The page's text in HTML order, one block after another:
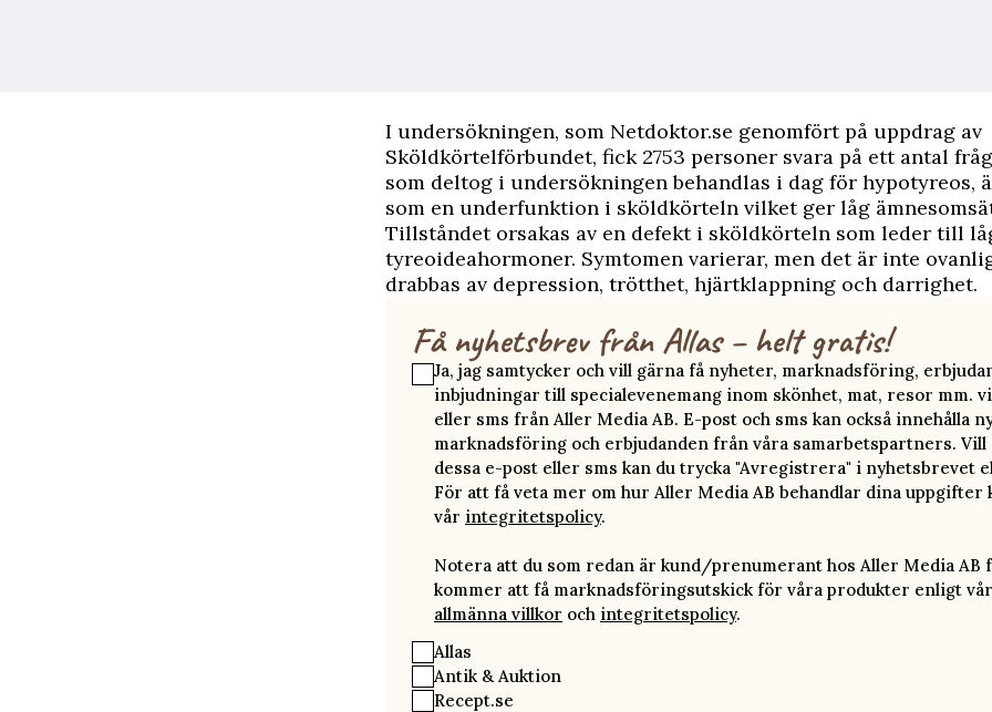
I undersökningen, som Netdoktor.se genomfört på uppdrag av
Sköldkörtelförbundet, fick 2753 personer svara på ett antal
som deltog i undersökningen behandlas i dag för hypotyreos,
som en underfunktion i sköldkörteln vilket ger låg
Tillståndet orsakas av en defekt i sköldkörteln som leder till
tyreoideahormoner. Symtomen varierar, men det är inte
drabbas av depression, trötthet, hjärtklappning och darrighet.
Få nyhetsbrev från Allas – helt gratis!
Ja, jag samtycker och vill gärna få nyheter, marknadsföring,
inbjudningar till specialevenemang inom skönhet, mat, resor mm.
eller sms från Aller Media AB. E-post och sms kan också innehålla
marknadsföring och erbjudanden från våra samarbetspartners. Vill
dessa e-post eller sms kan du trycka "Avregistrera" i nyhetsbrevet
För att få veta mer om hur Aller Media AB behandlar dina uppgifter
vår integritetspolicy.
Notera att du som redan är kund/prenumerant hos Aller Media AB
kommer att få marknadsföringsutskick för våra produkter enligt
allmänna villkor och integritetspolicy.
Allas
Antik & Auktion
Recept.se